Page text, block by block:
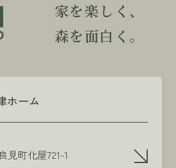
家を楽しく、
森を面白く。
ホーム
見町化屋721-1